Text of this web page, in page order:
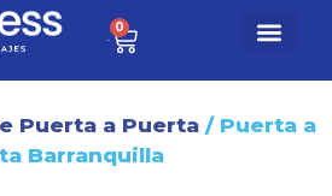
0
Puerta a Puerta / Puerta a
Barranquilla